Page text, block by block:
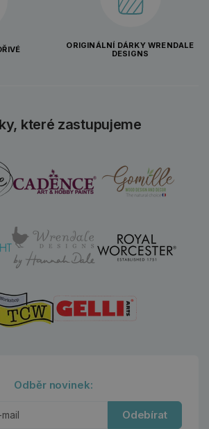
ORIGINÁLNÍ DÁRKY WRENDALE
DESIGNS
které zastupujeme
Odběr novinek:
Odebírat